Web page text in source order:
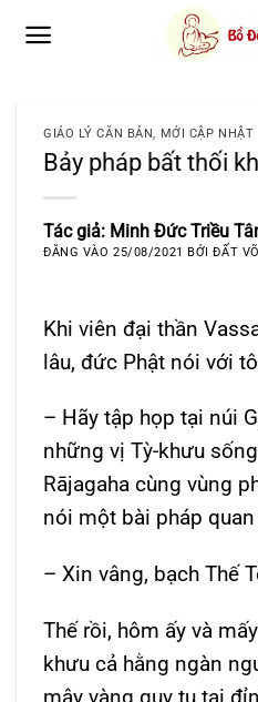
qua
GIÁO LÝ CĂN BẢN, MỚI CẬP NHẬT
Bảy pháp bất thối
Tác giả: Minh Đức Triều
ĐĂNG VÀO25/08/2021 BỞIĐẤT VÕ
Khi viên đại thần
lâu, đức Phật nói với
– Hãy tập họp tại núi
những vị Tỳ-khưu
Rājagaha cùng vùng
nói một bài pháp
– Xin vâng, bạch Thế
Thế rồi, hôm ấy và
khưu cả hằng ngàn